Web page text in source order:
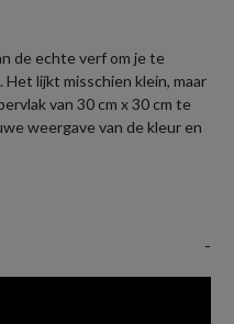
de echte verf om je te
lijkt misschien klein, maar
van 30 cm x 30 cm te
weergave van de kleur en
-